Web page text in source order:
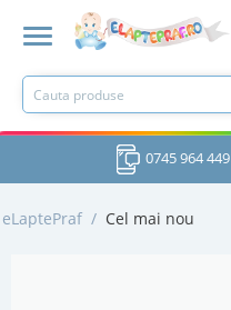
0745 964 449
eLaptePraf / Cel mai nou